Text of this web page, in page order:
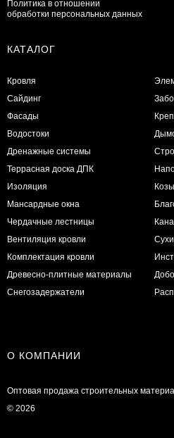
Политика в отношении
обработки персональных данных
КАТАЛОГ
Кровля
Сайдинг
Фасады
Водостоки
Дренажные системы
Террасная доска ДПК
Изоляция
Мансардные окна
Чердачные лестницы
Вентиляция кровли
Комплектация кровли
Древесно-плитные материалы
Снегозадержатели
О КОМПАНИИ
Оптовая продажа строительных
© 2026